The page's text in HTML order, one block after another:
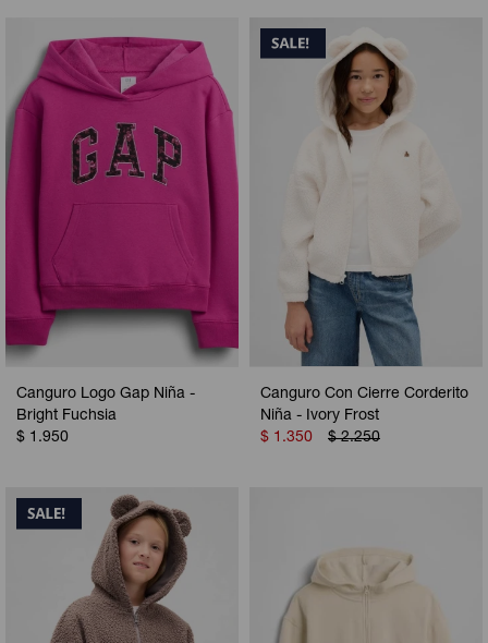
Canguro Logo Gap Niña -
Bright Fuchsia
$ 1.950
Canguro Con Cierre Corderito
Niña - Ivory Frost
$ 1.350 $ 2.250